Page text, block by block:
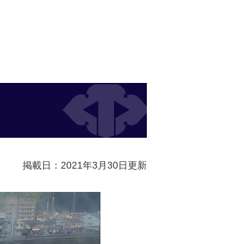
掲載日：2021年3月30日更新